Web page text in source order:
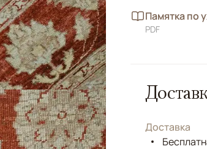
Памятка по
PDF
Доставка